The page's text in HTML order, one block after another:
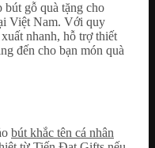
bút gỗ quà tặng cho
Việt Nam. Với quy
nhanh, hỗ trợ thiết
đến cho bạn món quà
bút khắc tên cá nhân